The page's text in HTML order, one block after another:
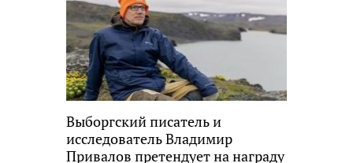
Выборгский писатель и
исследователь Владимир
Привалов претендует на награду